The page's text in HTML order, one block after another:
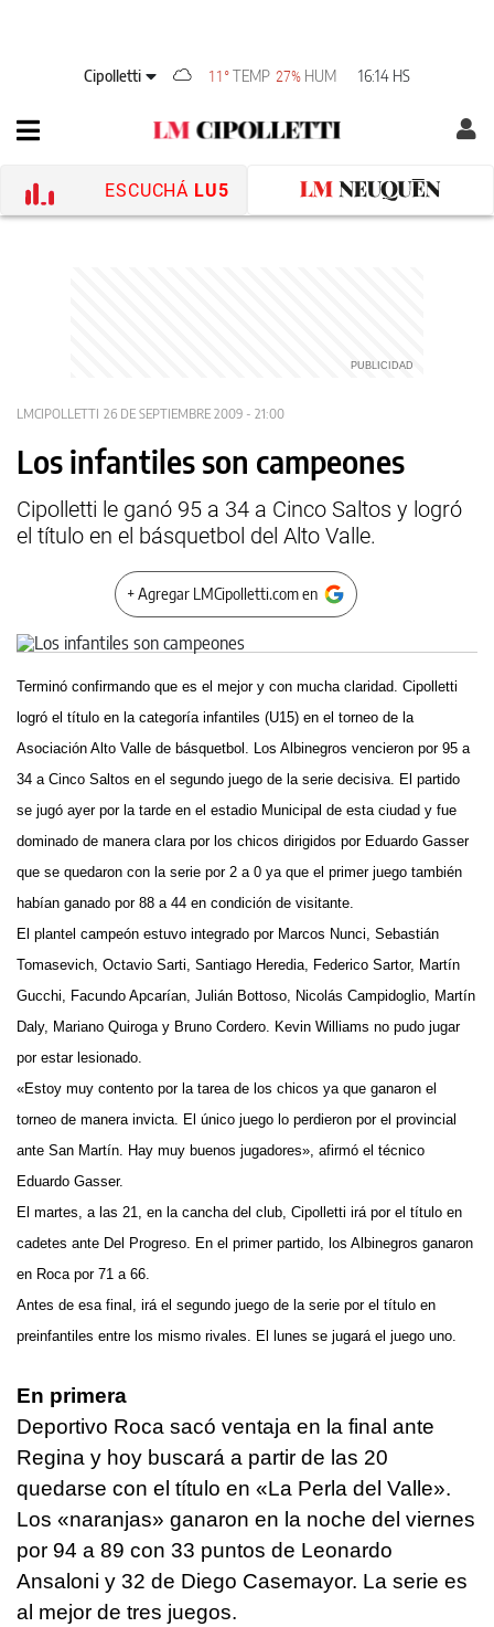
Cipolletti 11° TEMP 27% HUM 16:14 HS
ESCUCHÁ LU5
LMCIPOLLETTI 26 DE SEPTIEMBRE 2009 - 21:00
Los infantiles son campeones
Cipolletti le ganó 95 a 34 a Cinco Saltos y logró
el título en el básquetbol del Alto Valle.
+ Agregar LMCipolletti.com en
Terminó confirmando que es el mejor y con mucha claridad. Cipolletti
logró el título en la categoría infantiles (U15) en el torneo de la
Asociación Alto Valle de básquetbol. Los Albinegros vencieron por 95 a
34 a Cinco Saltos en el segundo juego de la serie decisiva. El partido
se jugó ayer por la tarde en el estadio Municipal de esta ciudad y fue
dominado de manera clara por los chicos dirigidos por Eduardo Gasser
que se quedaron con la serie por 2 a 0 ya que el primer juego también
habían ganado por 88 a 44 en condición de visitante.
El plantel campeón estuvo integrado por Marcos Nunci, Sebastián
Tomasevich, Octavio Sarti, Santiago Heredia, Federico Sartor, Martín
Gucchi, Facundo Apcarían, Julián Bottoso, Nicolás Campidoglio, Martín
Daly, Mariano Quiroga y Bruno Cordero. Kevin Williams no pudo jugar
por estar lesionado.
«Estoy muy contento por la tarea de los chicos ya que ganaron el
torneo de manera invicta. El único juego lo perdieron por el provincial
ante San Martín. Hay muy buenos jugadores», afirmó el técnico
Eduardo Gasser.
El martes, a las 21, en la cancha del club, Cipolletti irá por el título en
cadetes ante Del Progreso. En el primer partido, los Albinegros ganaron
en Roca por 71 a 66.
Antes de esa final, irá el segundo juego de la serie por el título en
preinfantiles entre los mismo rivales. El lunes se jugará el juego uno.
En primera
Deportivo Roca sacó ventaja en la final ante
Regina y hoy buscará a partir de las 20
quedarse con el título en «La Perla del Valle».
Los «naranjas» ganaron en la noche del viernes
por 94 a 89 con 33 puntos de Leonardo
Ansaloni y 32 de Diego Casemayor. La serie es
al mejor de tres juegos.